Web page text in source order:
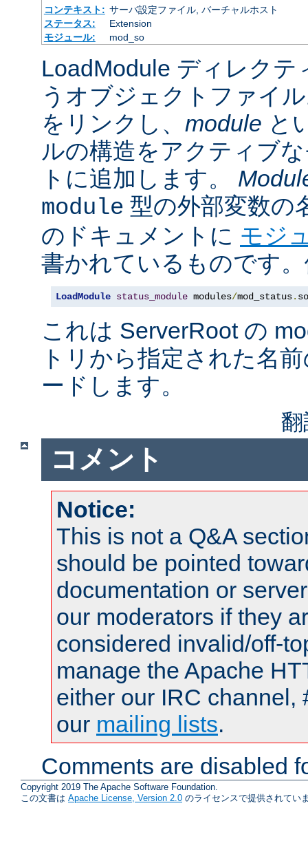
コンテキスト: サーバ設定ファイル, バーチャルホスト
ステータス:
Extension
モジュール:
mod_so
LoadModule ディレク
うオブジェクトファイ
をリンクし、 module と
ルの構造をアクティブ
トに追加します。
module 型の外部変数の
のドキュメントに モジ
書かれているものです
LoadModule status_module modules/mod_status. so
これは ServerRoot の
トリから指定された名
ードします。
コメント
Notice:
This is not a Q&A
should be pointed
documentation or
our moderators if they
considered invalid/off-
manage the Apache
either our IRC channel,
our mailing lists.
Comments are disabled
Copyright 2019 The Apache Software Foundation.
この文書は Apache License, Version 2.0 のライセンスで提供されてい